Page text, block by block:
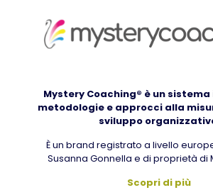
Mystery Coaching® è un
metodologie e approcci alla
sviluppo
È un brand registrato a livello
Susanna Gonnella e di proprietà di
Scopri di più